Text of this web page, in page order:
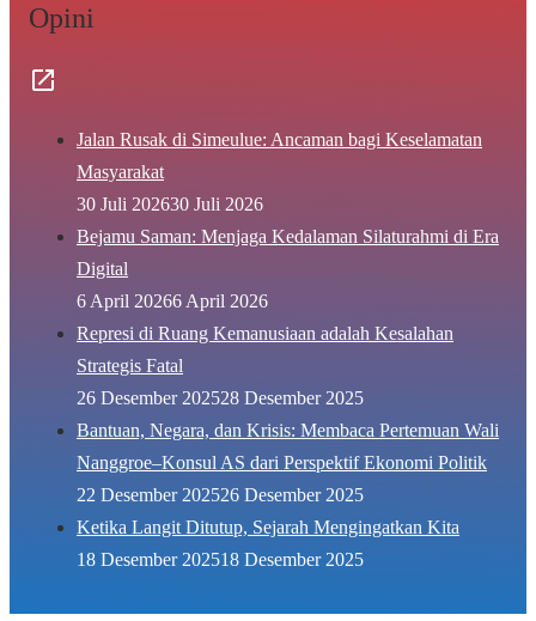
Opini
Jalan Rusak di Simeulue: Ancaman bagi Keselamatan
Masyarakat
30 Juli 202630 Juli 2026
Bejamu Saman: Menjaga Kedalaman Silaturahmi di Era
Digital
6 April 20266 April 2026
Represi di Ruang Kemanusiaan adalah Kesalahan
Strategis Fatal
26 Desember 202528 Desember 2025
Bantuan, Negara, dan Krisis: Membaca Pertemuan Wali
Nanggroe–Konsul AS dari Perspektif Ekonomi Politik
22 Desember 202526 Desember 2025
Ketika Langit Ditutup, Sejarah Mengingatkan Kita
18 Desember 202518 Desember 2025